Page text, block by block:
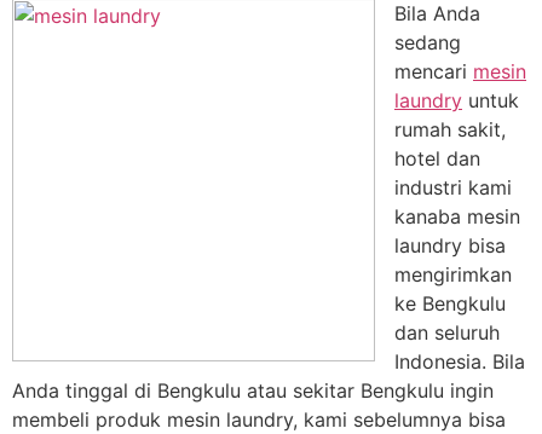
Bila Anda
sedang
mencari mesin
laundry untuk
rumah sakit,
hotel dan
industri kami
kanaba mesin
laundry bisa
mengirimkan
ke Bengkulu
dan seluruh
Indonesia. Bila
Anda tinggal di Bengkulu atau sekitar Bengkulu ingin
membeli produk mesin laundry, kami sebelumnya bisa